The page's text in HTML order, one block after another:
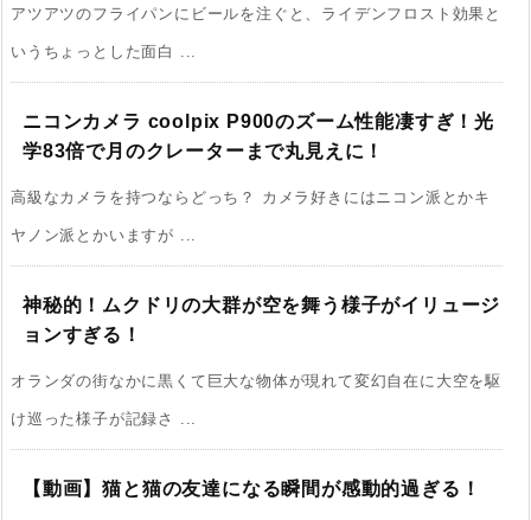
アツアツのフライパンにビールを注ぐと、ライデンフロスト効果と
いうちょっとした面白 ...
ニコンカメラ coolpix P900のズーム性能凄すぎ！光
学83倍で月のクレーターまで丸見えに！
高級なカメラを持つならどっち？ カメラ好きにはニコン派とかキ
ヤノン派とかいますが ...
神秘的！ムクドリの大群が空を舞う様子がイリュージ
ョンすぎる！
オランダの街なかに黒くて巨大な物体が現れて変幻自在に大空を駆
け巡った様子が記録さ ...
【動画】猫と猫の友達になる瞬間が感動的過ぎる！